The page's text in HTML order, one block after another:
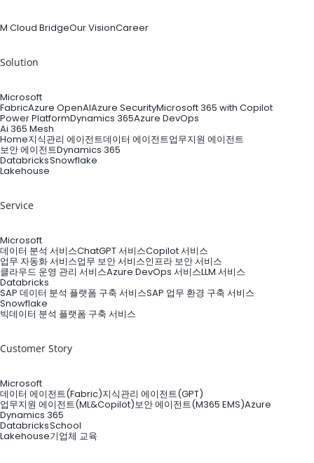
M Cloud BridgeOur VisionCareer
Solution
Microsoft
FabricAzure OpenAIAzure SecurityMicrosoft 365 with Copilot
Power PlatformDynamics 365Azure DevOps
Ai 365 Mesh
Home지식관리 에이전트데이터 에이전트업무지원 에이전트
보안 에이전트Dynamics 365
Databricks
Lakehouse
Snowflake
Service
Microsoft
데이터 분석 서비스ChatGPT 서비스Copilot 서비스
업무 자동화 서비스업무 보안 서비스인프라 보안 서비스
클라우드 운영 관리 서비스Azure DevOps 서비스LLM 서비스
Databricks
SAP 데이터 분석 플랫폼 구축 서비스SAP 업무 환경 구축 서비스
Snowflake
빅데이터 분석 플랫폼 구축 서비스
Customer Story
Microsoft
데이터 에이전트(Fabric)지식관리 에이전트(GPT)
업무지원 에이전트(ML&Copilot)보안 에이전트(M365 EMS)Azure
Dynamics 365
Databricks
Lakehouse
School
기업체 교육